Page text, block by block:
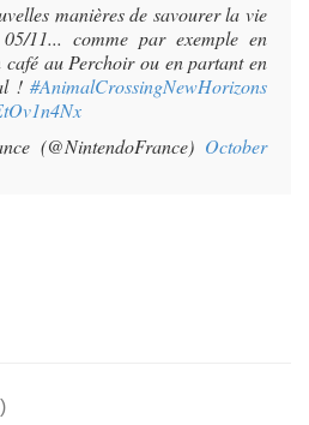
manières de savourer la vie
11... comme par exemple en
au Perchoir ou en partant en
! #AnimalCrossingNewHorizons
(@NintendoFrance) October